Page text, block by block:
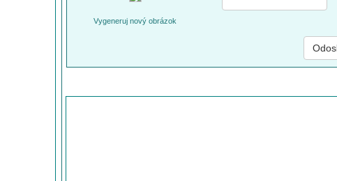
Vygeneruj nový obrázok